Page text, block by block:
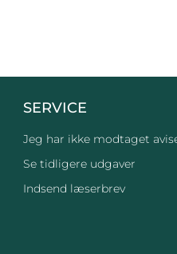
SERVICE
Jeg har ikke modtaget
Se tidligere udgaver
Indsend læserbrev